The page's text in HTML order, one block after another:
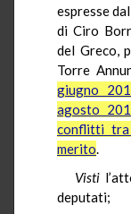
espresse
di Ciro
del Greco,
Torre
giugno
agosto
conflitti
merito.
Visti
deputati;